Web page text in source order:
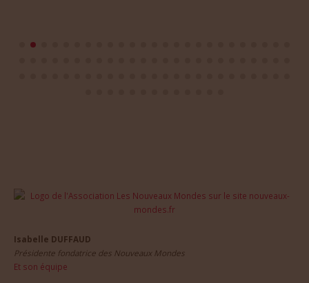
Isabelle DUFFAUD
Présidente fondatrice des Nouveaux Mondes
Et son équipe